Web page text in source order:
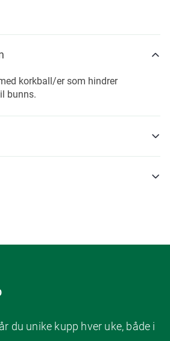
korkball/er som hindrer
bunns.
du unike kupp hver uke, både i